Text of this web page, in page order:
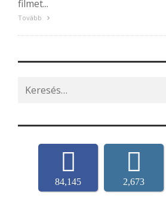
filmet...
Tovább
Search
for:
84,145 2,673